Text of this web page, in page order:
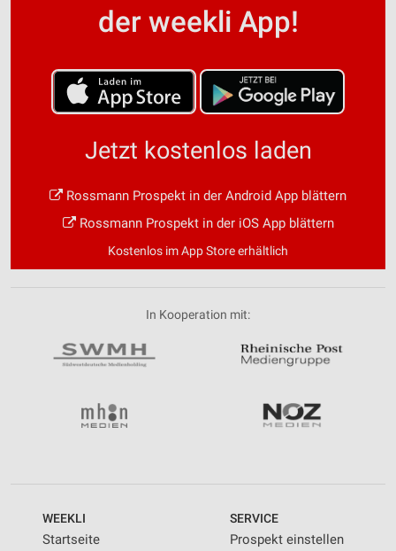
der weekli App!
Jetzt kostenlos laden
Rossmann Prospekt in der Android App blättern
Rossmann Prospekt in der iOS App blättern
Kostenlos im App Store erhältlich
In Kooperation mit:
WEEKLI
Startseite
SERVICE
Prospekt einstellen